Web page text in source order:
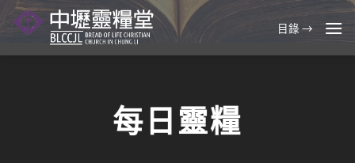
Skip
to
目錄 →
每日靈糧